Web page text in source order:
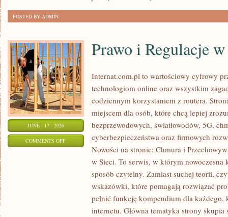
ODCHUDZANIU
POSTED BY ADMIN
JUNE - 17 - 2026
COMMENTS OFFON
REGULACJE
INTERNECIE
Prawo i Regulacje
Internat.com.pl to wartościowy cyfrowy
technologiom online oraz wszystkim
codziennym korzystaniem z routera.
miejscem dla osób, które chcą lepiej
bezprzewodowych, światłowodów, 5G,
cyberbezpieczeństwa oraz firmowych
Nowości na stronie: Chmura i
w Sieci. To serwis, w którym nowoczesna
sposób czytelny. Zamiast suchej teorii,
wskazówki, które pomagają rozwiązać
pełnić funkcję kompendium dla
internetu. Główna tematyka strony